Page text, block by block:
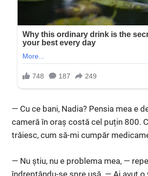
— Cu ce bani, Nadia? Pensia mea e
cameră în oraș costă cel puțin 800.
trăiesc, cum să-mi cumpăr
— Nu știu, nu e problema mea, —
îndreptându-se spre ușă. — Ai avut o